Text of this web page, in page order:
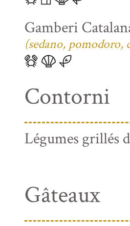
Gamberi
(sedano, pomodoro,
Contorni
Légumes grillés
Gâteaux